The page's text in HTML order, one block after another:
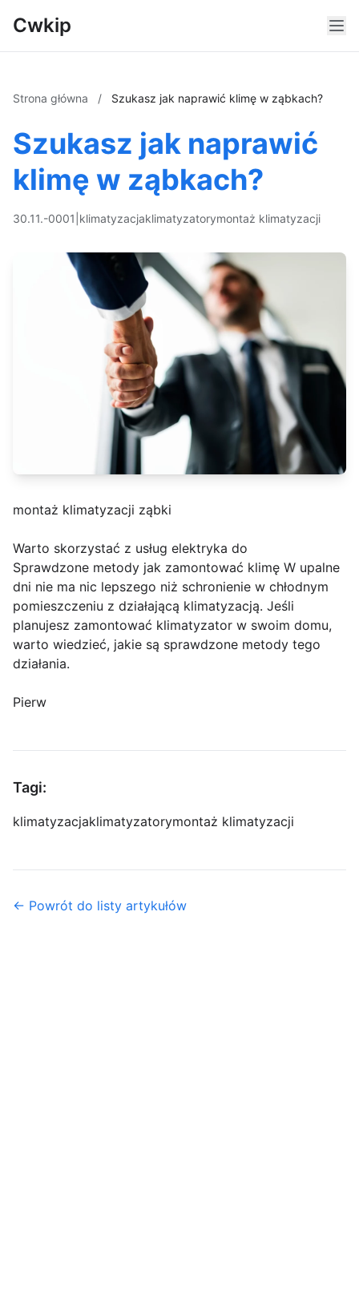
Cwkip
Strona główna / Szukasz jak naprawić klimę w ząbkach?
Szukasz jak naprawić
klimę w ząbkach?
30.11.-0001 klimatyzacjaklimatyzatorymontaż klimatyzacji
montaż klimatyzacji ząbki
Warto skorzystać z usług elektryka do
Sprawdzone metody jak zamontować klimę W upalne
dni nie ma nic lepszego niż schronienie w chłodnym
pomieszczeniu z działającą klimatyzacją. Jeśli
planujesz zamontować klimatyzator w swoim domu,
warto wiedzieć, jakie są sprawdzone metody tego
działania.
Pierw
Tagi:
klimatyzacjaklimatyzatorymontaż klimatyzacji
← Powrót do listy artykułów